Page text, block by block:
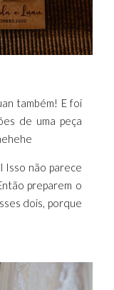
também! E foi
de uma peça
Isso não parece
preparem o
dois, porque